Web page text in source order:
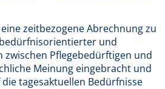
zeitbezogene Abrechnung zu
und
Pflegebedürftigen und
Meinung eingebracht und
tagesaktuellen Bedürfnisse